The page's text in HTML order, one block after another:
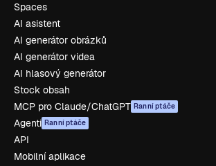
Spaces
AI asistent
AI generátor obrázků
AI generátor videa
AI hlasový generátor
Stock obsah
MCP pro Claude/ChatGPT Ranní ptáče
Agenti Ranní ptáče
API
Mobilní aplikace